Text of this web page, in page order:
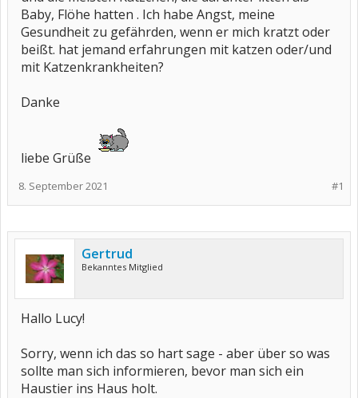
Baby, Flöhe hatten . Ich habe Angst, meine
Gesundheit zu gefährden, wenn er mich kratzt oder
beißt. hat jemand erfahrungen mit katzen oder/und
mit Katzenkrankheiten?
Danke
liebe Grüße
#1
8. September 2021
Gertrud
Bekanntes Mitglied
Hallo Lucy!
Sorry, wenn ich das so hart sage - aber über so was
sollte man sich informieren, bevor man sich ein
Haustier ins Haus holt.